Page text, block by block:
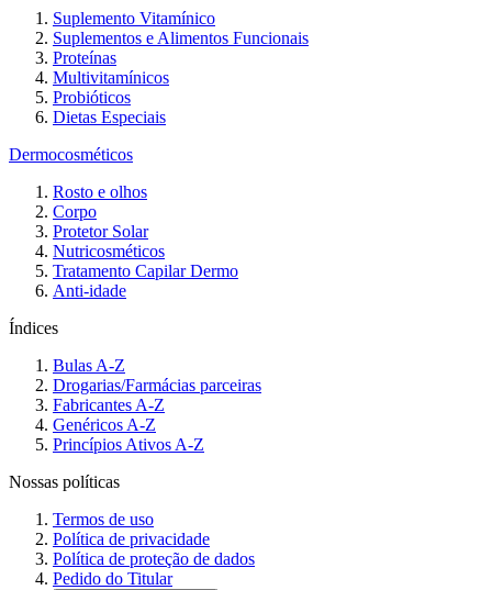
Suplemento Vitamínico
Suplementos e Alimentos Funcionais
Proteínas
Multivitamínicos
Probióticos
Dietas Especiais
Dermocosméticos
Rosto e olhos
Corpo
Protetor Solar
Nutricosméticos
Tratamento Capilar Dermo
Anti-idade
Índices
Bulas A-Z
Drogarias/Farmácias parceiras
Fabricantes A-Z
Genéricos A-Z
Princípios Ativos A-Z
Nossas políticas
Termos de uso
Política de privacidade
Política de proteção de dados
Pedido do Titular